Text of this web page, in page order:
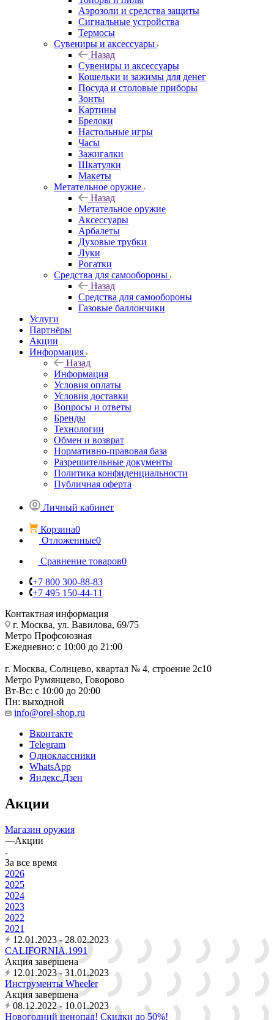
Аэрозоли и средства защиты
Сигнальные устройства
Термосы
Сувениры и аксессуары
Назад
Сувениры и аксессуары
Кошельки и зажимы для денег
Посуда и столовые приборы
Зонты
Картины
Брелоки
Настольные игры
Часы
Зажигалки
Шкатулки
Макеты
Метательное оружие
Назад
Метательное оружие
Аксессуары
Арбалеты
Духовые трубки
Луки
Рогатки
Средства для самообороны
Назад
Средства для самообороны
Газовые баллончики
Услуги
Партнёры
Акции
Информация
Назад
Информация
Условия оплаты
Условия доставки
Вопросы и ответы
Бренды
Технологии
Обмен и возврат
Нормативно-правовая база
Разрешительные документы
Политика конфиденциальности
Публичная оферта
Личный кабинет
Корзина0
Отложенные0
Сравнение товаров0
+7 800 300-88-83
+7 495 150-44-11
Контактная информация
г. Москва, ул. Вавилова, 69/75
Метро Профсоюзная
Ежедневно: с 10:00 до 21:00
г. Москва, Солнцево, квартал № 4, строение 2с10
Метро Румянцево, Говорово
Вт-Вс: с 10:00 до 20:00
Пн: выходной
info@orel-shop.ru
Вконтакте
Telegram
Одноклассники
WhatsApp
Яндекс.Дзен
Акции
Магазин оружия
—Акции
За все время
2026
2025
2024
2023
2022
2021
12.01.2023 - 28.02.2023
CALIFORNIA.1991
Акция завершена
12.01.2023 - 31.01.2023
Инструменты Wheeler
Акция завершена
08.12.2022 - 10.01.2023
Новогодний ценопад! Cкидки до 50%!